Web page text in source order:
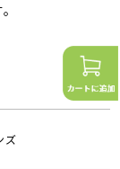
ズ